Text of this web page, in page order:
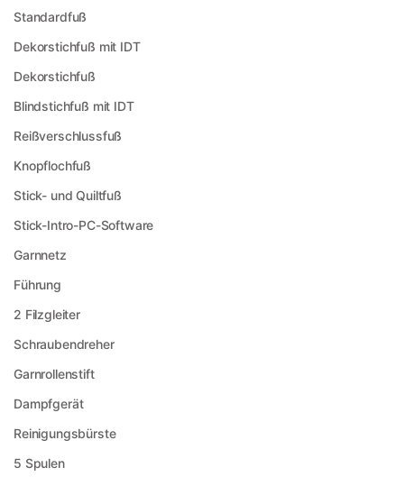
Standardfuß
Dekorstichfuß mit IDT
Dekorstichfuß
Blindstichfuß mit IDT
Reißverschlussfuß
Knopflochfuß
Stick- und Quiltfuß
Stick-Intro-PC-Software
Garnnetz
Führung
2 Filzgleiter
Schraubendreher
Garnrollenstift
Dampfgerät
Reinigungsbürste
5 Spulen